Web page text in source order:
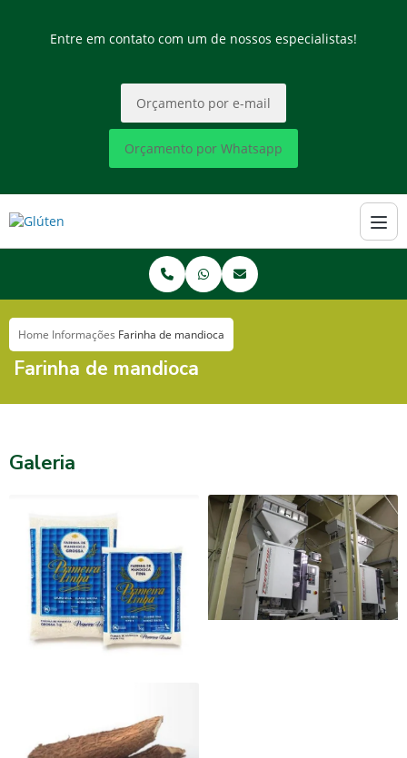
Entre em contato com um de nossos especialistas!
Orçamento por e-mail
Orçamento por Whatsapp
Home Informações Farinha de mandioca
Farinha de mandioca
Galeria